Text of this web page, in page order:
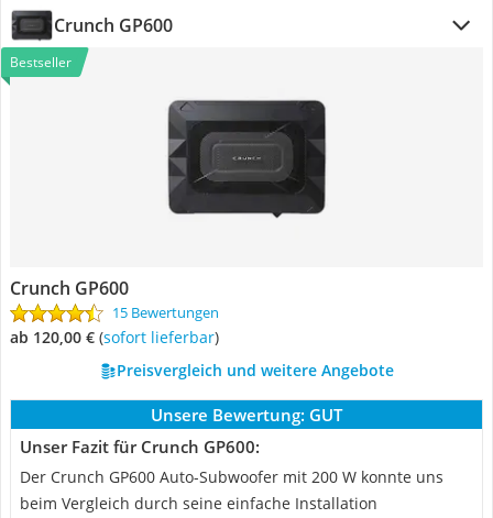
Crunch GP600
Bestseller
Crunch GP600
15 Bewertungen
ab 120,00 € ( Sofort lieferbar)
Preisvergleich und weitere Angebote
Unsere Bewertung: GUT
Unser Fazit für Crunch GP600:
Der Crunch GP600 Auto-Subwoofer mit 200 W konnte uns
beim Vergleich durch seine einfache Installation